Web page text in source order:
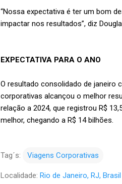
“Nossa expectativa é ter um bom
impactar nos resultados”, diz
EXPECTATIVA PARA O ANO
O resultado consolidado de janeiro
corporativas alcançou o melhor
relação a 2024, que registrou R$
melhor, chegando a R$ 14 bilhões.
Tag´s: Viagens Corporativas
Localidade: Rio de Janeiro, RJ, Brasil